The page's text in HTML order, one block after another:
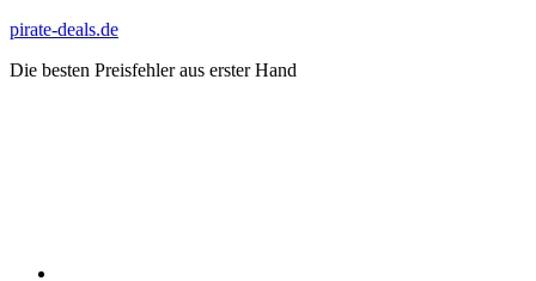
Zum
springen
pirate-deals.de
Die besten Preisfehler aus erster Hand